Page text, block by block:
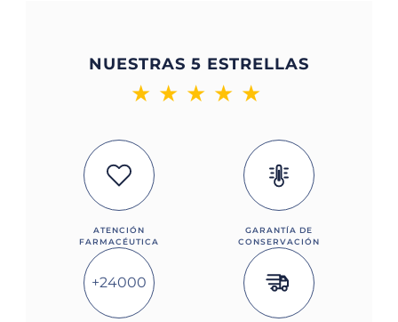
NUESTRAS 5 ESTRELLAS
★ ★ ★ ★ ★
ATENCIÓN
FARMACÉUTICA
GARANTÍA DE
CONSERVACIÓN
+24000